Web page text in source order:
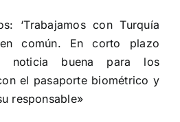
‘Trabajamos con Turquía
común. En corto plazo
noticia buena para los
el pasaporte biométrico y
responsable»